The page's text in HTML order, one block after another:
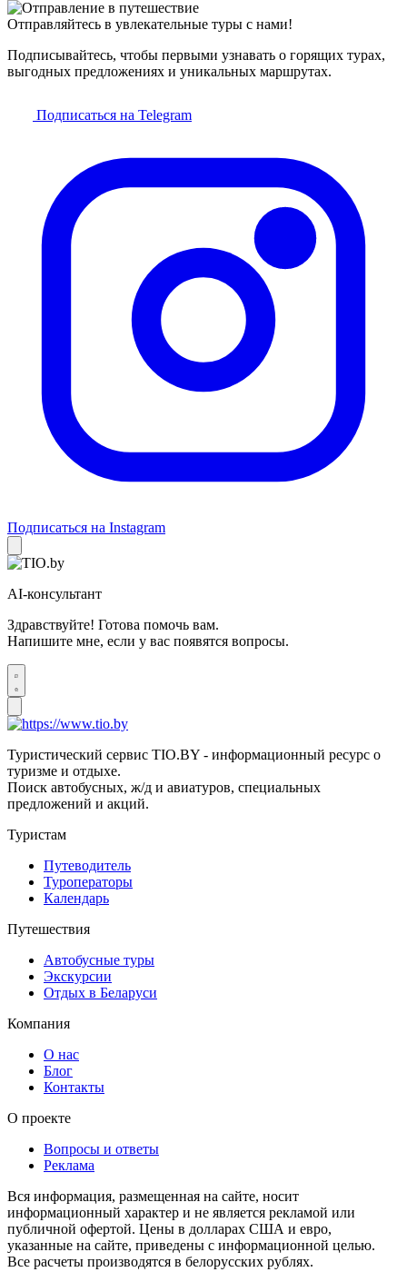
Отправляйтесь в увлекательные туры с нами!
Подписывайтесь, чтобы первыми узнавать о горящих турах,
выгодных предложениях и уникальных маршрутах.
Подписаться на Telegram
Подписаться на Instagram
AI-консультант
Здравствуйте! Готова помочь вам.
Напишите мне, если у вас появятся вопросы.
Туристический сервис TIO.BY - информационный ресурс о
туризме и отдыхе.
Поиск автобусных, ж/д и авиатуров, специальных
предложений и акций.
Туристам
Путеводитель
Туроператоры
Календарь
Путешествия
Автобусные туры
Экскурсии
Отдых в Беларуси
Компания
О нас
Блог
Контакты
О проекте
Вопросы и ответы
Реклама
Вся информация, размещенная на сайте, носит
информационный характер и не является рекламой или
публичной офертой. Цены в долларах США и евро,
указанные на сайте, приведены с информационной целью.
Все расчеты производятся в белорусских рублях.